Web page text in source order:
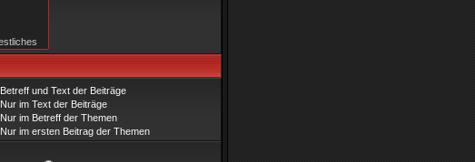
Betreff und Text der Beiträge
Nur im Text der Beiträge
Nur im Betreff der Themen
Nur im ersten Beitrag der Themen